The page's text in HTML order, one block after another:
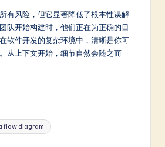
有风险，但它显著降低了根本性误解
队开始构建时，他们正在为正确的目
软件开发的复杂环境中，清晰是你可
从上下文开始，细节自然会随之而
flow diagram